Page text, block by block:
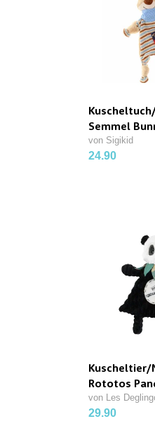
Semmel
von Sigikid
24.90
Kuscheltier/
Rototos
von Les
29.90